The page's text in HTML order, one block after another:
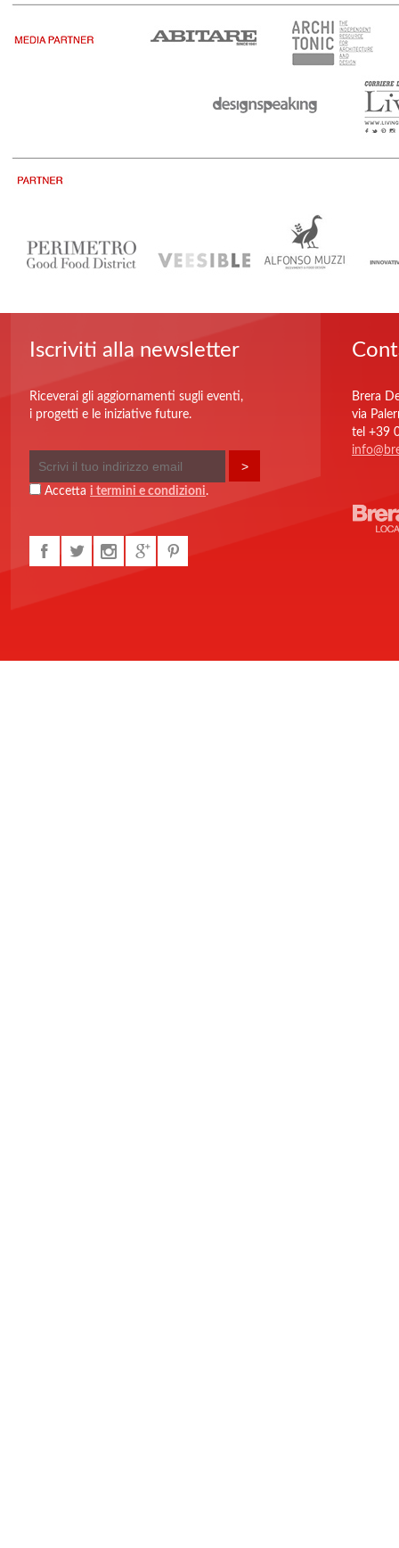
Iscriviti alla newsletter
Riceverai gli aggiornamenti sugli eventi,
i progetti e le iniziative future.
Accetta i termini e condizioni.
Brera
via
tel +39